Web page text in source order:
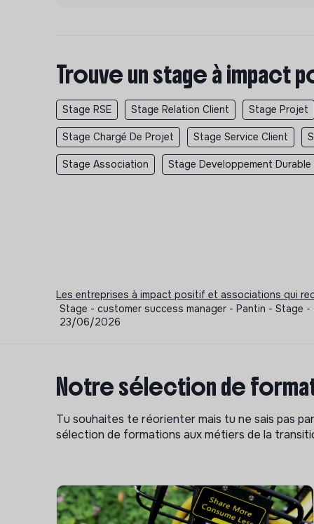
Trouve un stage à impact
Stage RSE Stage Relation Client Stage Projet
Stage Chargé De Projet Stage Service Client
Stage Association Stage Developpement Durable
Les entreprises à impact positif et associations qui
Stage - customer success manager - Pantin - Stage
23/06/2026
Notre sélection de
Tu souhaites te réorienter mais tu ne sais pas
sélection de formations aux métiers de la